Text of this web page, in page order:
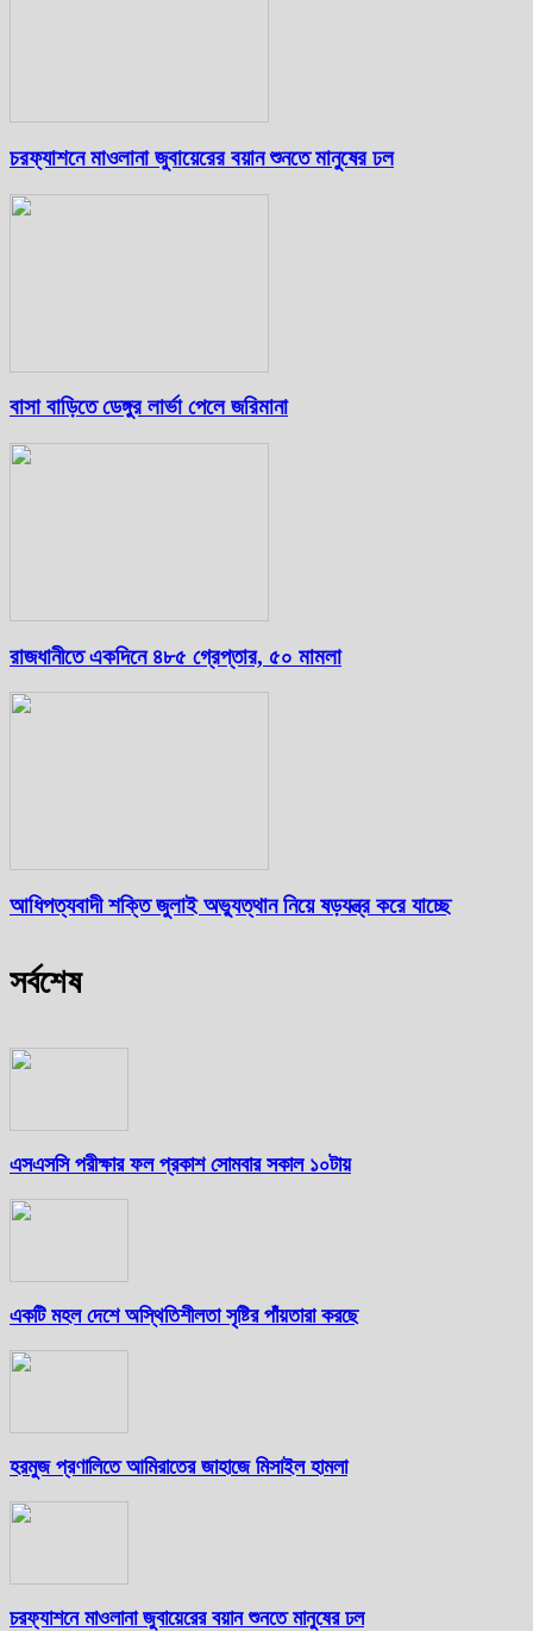
চরফ্যাশনে মাওলানা জুবায়েরের বয়ান শুনতে মানুষের ঢল
বাসা বাড়িতে ডেঙ্গুর লার্ভা পেলে জরিমানা
রাজধানীতে একদিনে ৪৮৫ গ্রেপ্তার, ৫০ মামলা
আধিপত্যবাদী শক্তি জুলাই অভ্যুত্থান নিয়ে ষড়যন্ত্র করে যাচ্ছে
সর্বশেষ
এসএসসি পরীক্ষার ফল প্রকাশ সোমবার সকাল ১০টায়
একটি মহল দেশে অস্থিতিশীলতা সৃষ্টির পাঁয়তারা করছে
হরমুজ প্রণালিতে আমিরাতের জাহাজে মিসাইল হামলা
চরফ্যাশনে মাওলানা জুবায়েরের বয়ান শুনতে মানুষের ঢল